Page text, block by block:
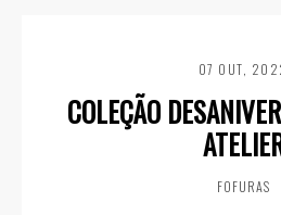
07 OUT,
COLEÇÃO
FOFURAS